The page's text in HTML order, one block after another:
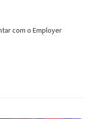
com o Employer